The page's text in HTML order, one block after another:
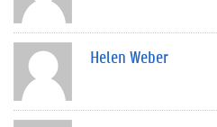
Helen Weber